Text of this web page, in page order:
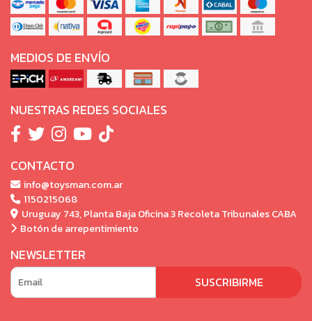
MEDIOS DE ENVÍO
NUESTRAS REDES SOCIALES
CONTACTO
info@toysman.com.ar
1150215068
Uruguay 743, Planta Baja Oficina 3 Recoleta Tribunales CABA
Botón de arrepentimiento
NEWSLETTER
SUSCRIBIRME